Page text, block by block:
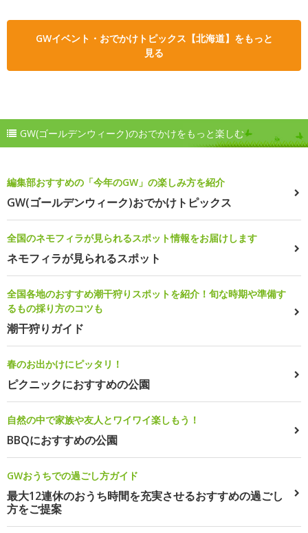
GWイベント・おでかけトピックス【北海道】をもっと
見る
GW(ゴールデンウィーク)のおでかけをもっと楽しむ
編集部おすすめの「今年のGW」の楽しみ方を紹介
GW(ゴールデンウィーク)おでかけトピックス
全国のネモフィラが見られるスポット情報をお届けします
ネモフィラが見られるスポット
全国各地のおすすめ潮干狩りスポットを紹介！旬な時期や準備す
るもの採り方のコツも
潮干狩りガイド
春のお出かけにピッタリ！
ピクニックにおすすめの公園
自然の中で家族や友人とワイワイ楽しもう！
BBQにおすすめの公園
GWおうちでの過ごし方ガイド
最大12連休のおうち時間を充実させるおすすめの過ごし
方をご提案